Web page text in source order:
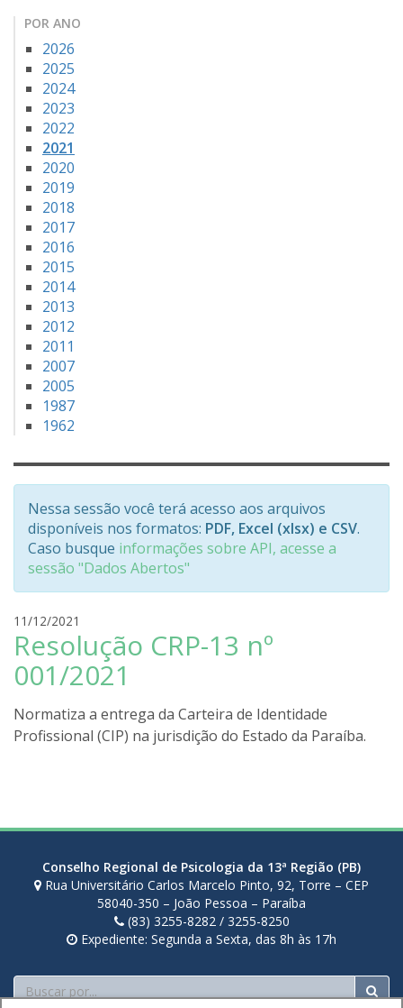
POR ANO
2026
2025
2024
2023
2022
2021
2020
2019
2018
2017
2016
2015
2014
2013
2012
2011
2007
2005
1987
1962
Nessa sessão você terá acesso aos arquivos
disponíveis nos formatos: PDF, Excel (xlsx) e CSV.
Caso busque informações sobre API, acesse a
sessão "Dados Abertos"
11/12/2021
o
d
r
g
o
Resolução CRP-13 nº
001/2021
Normatiza a entrega da Carteira de Identidade
Profissional (CIP) na jurisdição do Estado da Paraíba.
Conselho Regional de Psicologia da 13ª Região (PB)
Rua Universitário Carlos Marcelo Pinto, 92, Torre – CEP
58040-350 – João Pessoa – Paraíba
(83) 3255-8282 / 3255-8250
Expediente: Segunda a Sexta, das 8h às 17h
Buscar